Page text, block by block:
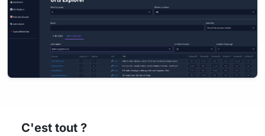
C'est tout ?